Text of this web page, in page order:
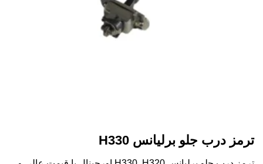
ترمز درب جلو برلیانس H330